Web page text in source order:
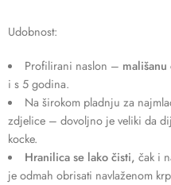
Udobnost:
Profilirani naslon –
i s 5 godina.
Na širokom pladnju za
zdjelice – dovoljno je veliki da
kocke.
Hranilica se lako čisti, čak i
je odmah obrisati navlaženom